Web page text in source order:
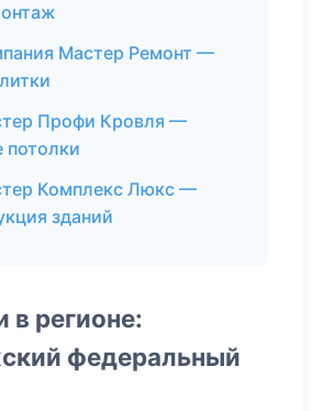
Мастер Ремонт —
Профи Кровля —
Комплекс Люкс —
зданий
в регионе:
федеральный